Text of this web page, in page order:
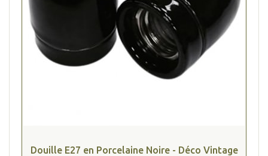
Douille E27 en Porcelaine Noire - Déco Vintage